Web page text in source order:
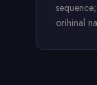
orihinal